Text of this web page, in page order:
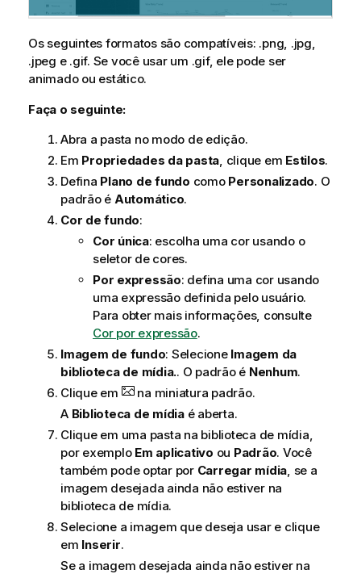
Os seguintes formatos são compatíveis: .png, .jpg,
.jpeg e .gif. Se você usar um .gif, ele pode ser
animado ou estático.
Faça o seguinte:
Abra a pasta no modo de edição.
Em Propriedades da pasta, clique em Estilos.
Defina Plano de fundo como Personalizado. O
padrão é Automático.
Cor de fundo:
Cor única: escolha uma cor usando o
seletor de cores.
Por expressão: defina uma cor usando
uma expressão definida pelo usuário.
Para obter mais informações, consulte
Cor por expressão.
Imagem de fundo: Selecione Imagem da
biblioteca de mídia.. O padrão é Nenhum.
Clique em
na miniatura padrão.
A Biblioteca de mídiaé aberta.
Clique em uma pasta na biblioteca de mídia,
por exemplo Em aplicativo ou Padrão. Você
também pode optar por Carregar mídia, se a
imagem desejada ainda não estiver na
biblioteca de mídia.
Selecione a imagem que deseja usar e clique
em Inserir.
Se a imagem desejada ainda não estiver na